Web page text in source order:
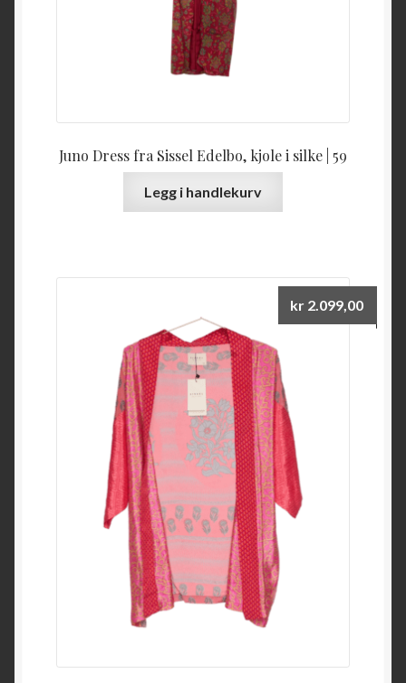
Juno Dress fra Sissel Edelbo, kjole i silke | 59
Legg i handlekurv
kr 2.099,00